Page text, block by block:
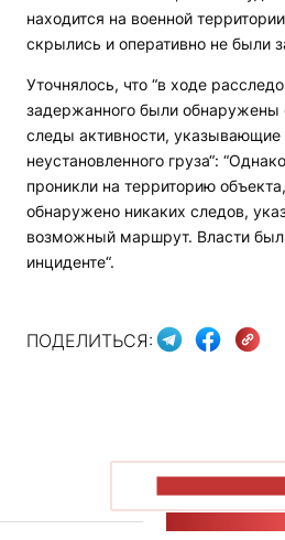
находится на военной
скрылись и оперативно не были
Уточнялось, что “в ходе
задержанного были обнаружены
следы активности, указывающие
неустановленного груза“:
проникли на территорию
обнаружено никаких следов,
возможный маршрут. Власти
инциденте“.
ПОДЕЛИТЬСЯ: